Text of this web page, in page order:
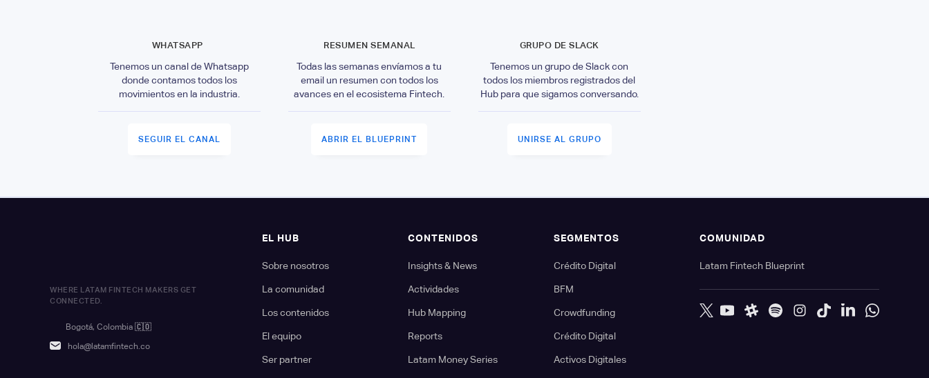
WHATSAPP
Tenemos un canal de Whatsapp
donde contamos todos los
movimientos en la industria.
SEGUIR EL CANAL
RESUMEN SEMANAL
Todas las semanas envíamos a tu
email un resumen con todos los
avances en el ecosistema Fintech.
ABRIR EL BLUEPRINT
GRUPO DE SLACK
Tenemos un grupo de Slack con
todos los miembros registrados del
Hub para que sigamos conversando.
UNIRSE AL GRUPO
WHERE LATAM FINTECH MAKERS GET
CONNECTED.
Bogotá, Colombia 🇨🇴
hola@latamfintech.co
EL HUB
Sobre nosotros
La comunidad
Los contenidos
El equipo
Ser partner
CONTENIDOS
Insights & News
Actividades
Hub Mapping
Reports
Latam Money Series
SEGMENTOS
Crédito Digital
BFM
Crowdfunding
Crédito Digital
Activos Digitales
COMUNIDAD
Latam Fintech Blueprint